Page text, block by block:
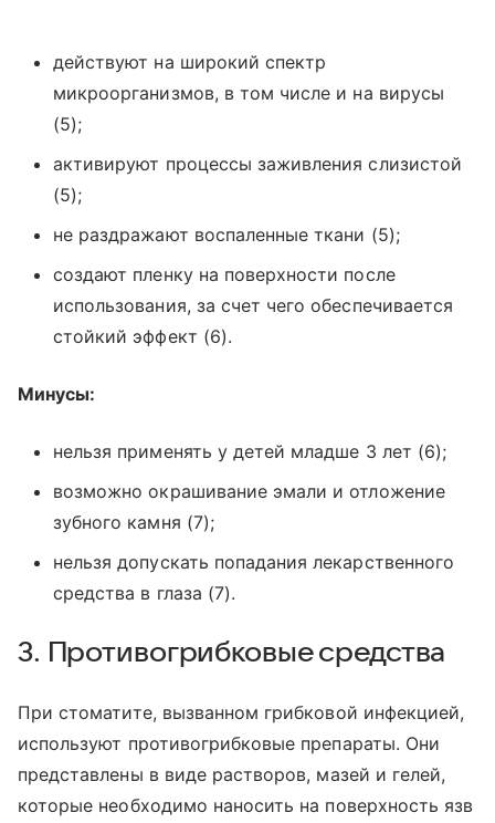
действуют на широкий спектр
микроорганизмов, в том числе и на вирусы
(5);
активируют процессы заживления слизистой
(5);
не раздражают воспаленные ткани (5);
создают пленку на поверхности после
использования, за счет чего обеспечивается
стойкий эффект (6).
Минусы:
нельзя применять у детей младше 3 лет (6);
возможно окрашивание эмали и отложение
зубного камня (7);
нельзя допускать попадания лекарственного
средства в глаза (7).
3. Противогрибковые средства
При стоматите, вызванном грибковой инфекцией,
используют противогрибковые препараты. Они
представлены в виде растворов, мазей и гелей,
которые необходимо наносить на поверхность язв